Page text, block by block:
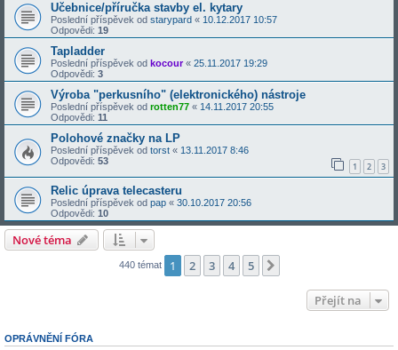
Učebnice/příručka stavby el. kytary
Poslední příspěvek od starypard « 10.12.2017 10:57
Odpovědi: 19
Tapladder
Poslední příspěvek od kocour« 25.11.2017 19:29
Odpovědi: 3
Výroba "perkusního" (elektronického) nástroje
Poslední příspěvek od rotten77 « 14.11.2017 20:55
Odpovědi: 11
Polohové značky na LP
Poslední příspěvek od torst « 13.11.2017 8:46
Odpovědi: 53 1 2 3
Relic úprava telecasteru
Poslední příspěvek od pap « 30.10.2017 20:56
Odpovědi: 10
Nové téma
440 témat 1 2 3 4 5
Přejít na
OPRÁVNĚNÍ FÓRA